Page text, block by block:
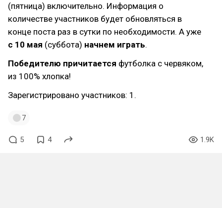
(пятница) включительно. Информация о
количестве участников будет обновляться в
конце поста раз в сутки по необходимости. А уже
с 10 мая (суббота) начнем играть.
Победителю причитается футболка с червяком,
из 100% хлопка!
Зарегистрировано участников: 1.
7
5 4 1.9K